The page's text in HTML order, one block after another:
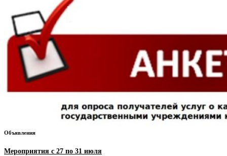
Объявления
Мероприятия с 27 по 31 июля